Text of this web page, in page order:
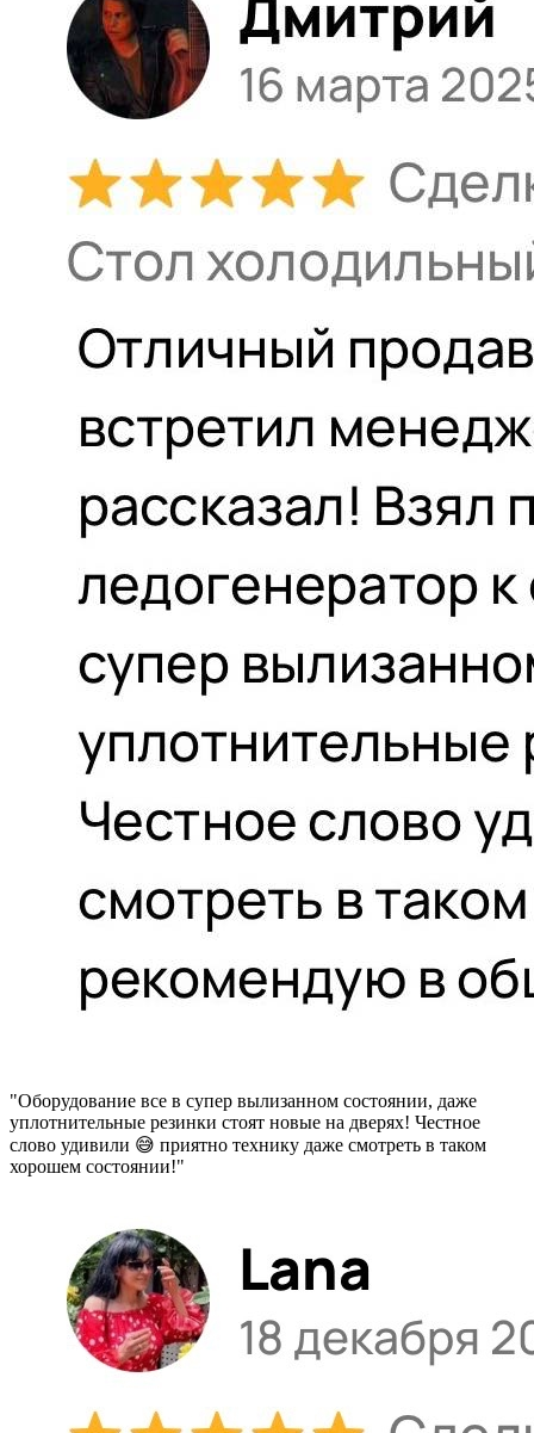
"Оборудование все в супер вылизанном состоянии, даже
уплотнительные резинки стоят новые на дверях! Честное
слово удивили 😅 приятно технику даже смотреть в таком
хорошем состоянии!"